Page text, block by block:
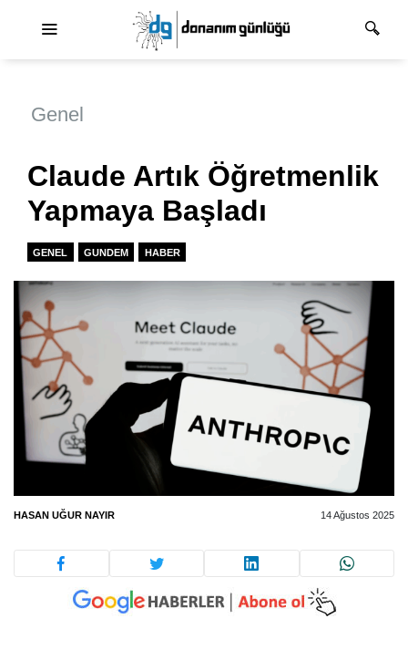
Genel
Claude Artık Öğretmenlik
Yapmaya Başladı
GENEL GUNDEM HABER
HASAN UĞUR NAYIR 14 Ağustos 2025